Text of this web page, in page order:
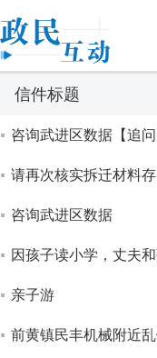
信件标题
咨询武进区数据【追问
请再次核实拆迁材料
咨询武进区数据
因孩子读小学，丈夫
亲子游
前黄镇民丰机械附近